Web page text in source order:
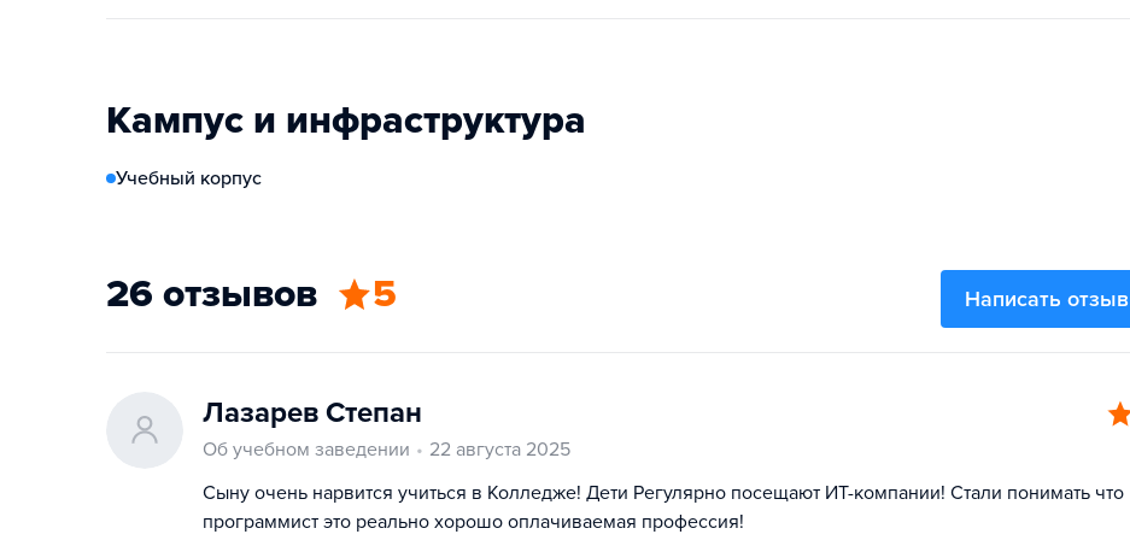
Кампус и инфраструктура
Учебный корпус
26 отзывов 5 Написать отзыв
Лазарев Степан
Об учебном заведении
22 августа 2025
Сыну очень нарвится учиться в Колледже! Дети Регулярно посещают ИТ-компании! Стали понимать что
программист это реально хорошо оплачиваемая профессия!